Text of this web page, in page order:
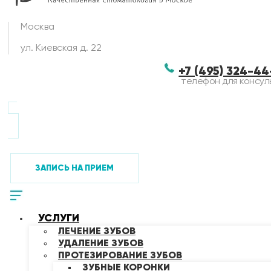
Москва
ул. Киевская д. 22
+7 (495) 324-
телефон для
ЗАПИСЬ НА ПРИЕМ
УСЛУГИ
ЛЕЧЕНИЕ ЗУБОВ
УДАЛЕНИЕ ЗУБОВ
ПРОТЕЗИРОВАНИЕ ЗУБОВ
ЗУБНЫЕ КОРОНКИ